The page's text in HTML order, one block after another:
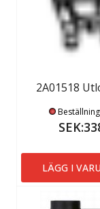
2A01518
LÄGG I